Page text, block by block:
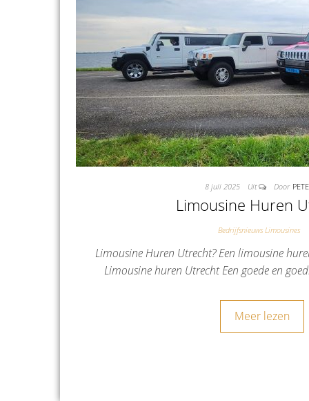
8 juli 2025 Uit Door
Limousine Huren
Bedrijfsnieuws Limousines
Limousine Huren Utrecht? Een limousine
Limousine huren Utrecht Een goede en
Meer lezen